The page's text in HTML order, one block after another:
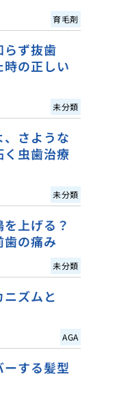
育毛剤
らず抜歯
の正しい
未分類
、さような
く虫歯治療
未分類
上げる？
歯の痛み
未分類
ズムと
AGA
する髪型